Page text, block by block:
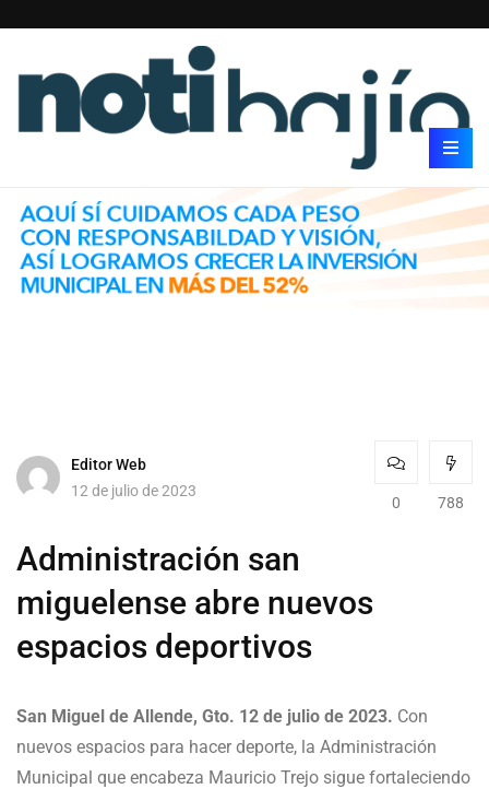
Editor Web
12 de julio de 2023
0 788
Administración san
miguelense abre nuevos
espacios deportivos
San Miguel de Allende, Gto. 12 de julio de 2023. Con
nuevos espacios para hacer deporte, la Administración
Municipal que encabeza Mauricio Trejo sigue fortaleciendo